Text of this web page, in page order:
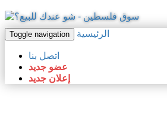
Toggle navigation الرئيسية
اتصل بنا
عضو جديد
إعلان جديد